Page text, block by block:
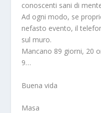
conoscenti sani di
Ad ogni modo, se
nefasto evento, il
sul muro.
Mancano 89 giorni, 20
9…
Buena vida
Masa